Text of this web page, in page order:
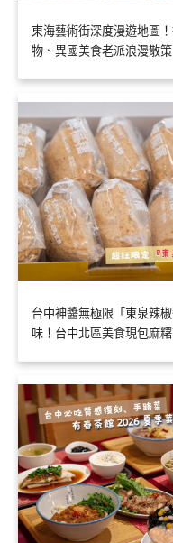
東海藝術街深度漫遊地圖
物、異國美食老派浪漫散策
台中神醬無極限「東泉辣
味！台中北區美食現包麻